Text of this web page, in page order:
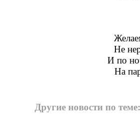
Не
И по
На
Другие новости по теме: